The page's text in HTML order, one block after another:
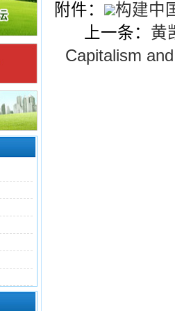
附件：
构建中
上一条： 黄
Capitalism